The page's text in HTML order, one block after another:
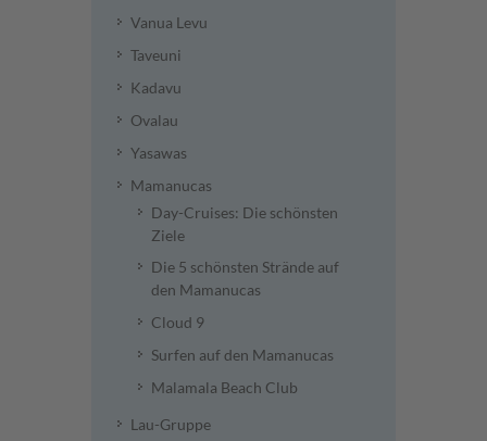
Vanua Levu
Taveuni
Kadavu
Ovalau
Yasawas
Mamanucas
Day-Cruises: Die schönsten
Ziele
Die 5 schönsten Strände auf
den Mamanucas
Cloud 9
Surfen auf den Mamanucas
Malamala Beach Club
Lau-Gruppe